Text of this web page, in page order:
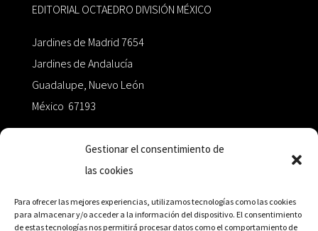
Gestionar el consentimiento de
las cookies
Para ofrecer las mejores experiencias, utilizamos tecnologías como las cookies
para almacenar y/o acceder a la información del dispositivo. El consentimiento
de estas tecnologías nos permitirá procesar datos como el comportamiento de
EDITORIAL OCTAEDRO DIVISIÓN MÉXICO
Jardines de Madrid 7654
Jardines de Andalucía
Guadalupe, Nuevo León
México 67193
+52 811.499.5638